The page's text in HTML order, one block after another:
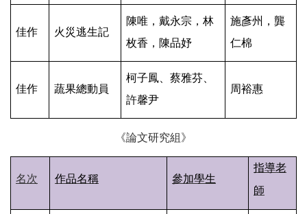
佳作 火災逃生記
陳唯，戴永宗，林
枚香，陳品妤
施彥州，龔
仁棉
佳作 蔬果總動員
柯子鳳、蔡雅芬、
許馨尹
周裕惠
《論文研究組》
名次 作品名稱 參加學生
指導老
師